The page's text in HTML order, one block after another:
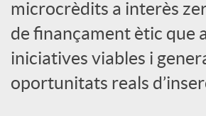
x
e
microcrèdits a interès
de finançament ètic que
iniciatives viables i
oportunitats reals